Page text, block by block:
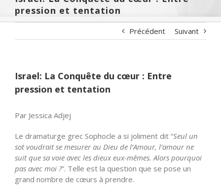
pression et tentation
Précédent Suivant
Israel: La Conquête du cœur : Entre
pression et tentation
Par Jessica Adjej
Le dramaturge grec Sophocle a si joliment dit “Seul un
sot voudrait se mesurer au Dieu de l’Amour, l’amour ne
suit que sa voie avec les dieux eux-mêmes. Alors pourquoi
pas avec moi ?”. Telle est la question que se pose un
grand nombre de cœurs à prendre.